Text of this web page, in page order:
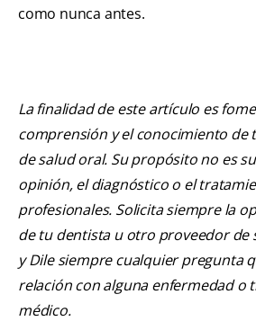
como nunca antes.
La finalidad de este artículo es
comprensión y el conocimiento de
de salud oral. Su propósito no es
opinión, el diagnóstico o el
profesionales. Solicita siempre la
de tu dentista u otro proveedor de
y Dile siempre cualquier pregunta
relación con alguna enfermedad o
médico.